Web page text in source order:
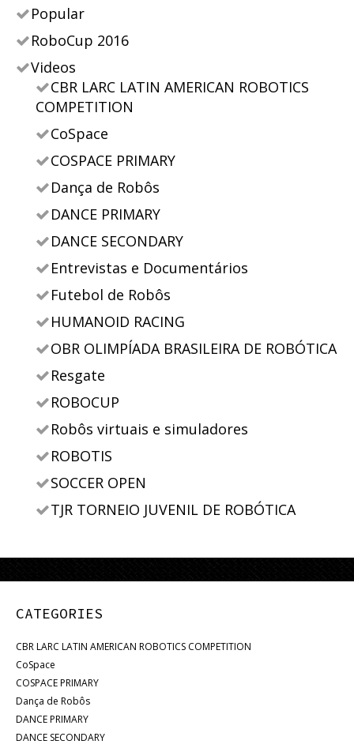
Popular
RoboCup 2016
Videos
CBR LARC LATIN AMERICAN ROBOTICS
COMPETITION
CoSpace
COSPACE PRIMARY
Dança de Robôs
DANCE PRIMARY
DANCE SECONDARY
Entrevistas e Documentários
Futebol de Robôs
HUMANOID RACING
OBR OLIMPÍADA BRASILEIRA DE ROBÓTICA
Resgate
ROBOCUP
Robôs virtuais e simuladores
ROBOTIS
SOCCER OPEN
TJR TORNEIO JUVENIL DE ROBÓTICA
CATEGORIES
CBR LARC LATIN AMERICAN ROBOTICS COMPETITION
CoSpace
COSPACE PRIMARY
Dança de Robôs
DANCE PRIMARY
DANCE SECONDARY